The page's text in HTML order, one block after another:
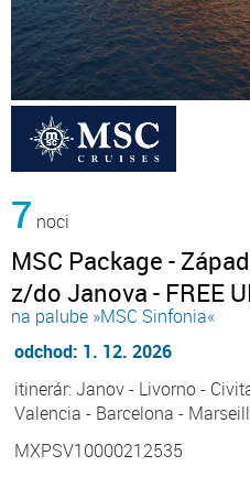
7 noci
MSC Package -
z/do Janova - FREE
na palube »MSC Sinfonia«
odchod: 1. 12. 2026
itinerár: Janov - Livorno -
Valencia - Barcelona -
MXPSV10000212535